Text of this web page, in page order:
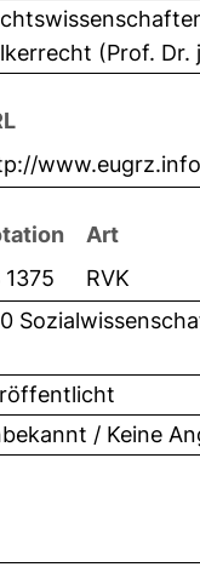
(Prof.
Art
1375
RVK
/ Keine